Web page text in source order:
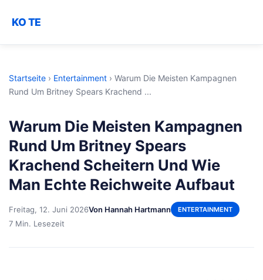
KO TE
Startseite › Entertainment › Warum Die Meisten Kampagnen
Rund Um Britney Spears Krachend ...
Warum Die Meisten Kampagnen
Rund Um Britney Spears
Krachend Scheitern Und Wie
Man Echte Reichweite Aufbaut
Freitag, 12. Juni 2026Von Hannah Hartmann ENTERTAINMENT
7 Min. Lesezeit